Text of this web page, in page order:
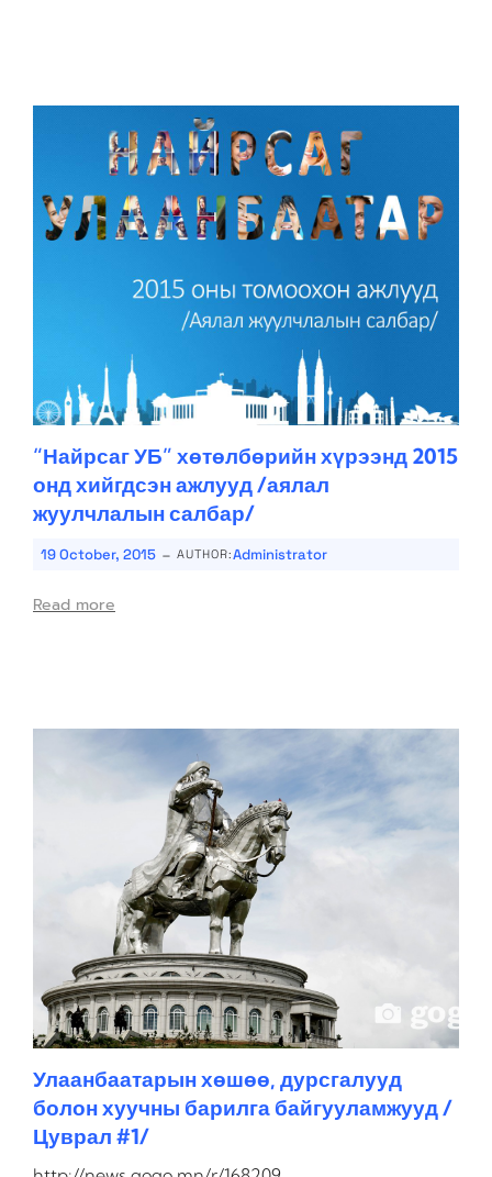
“Найрсаг УБ” хөтөлбөрийн хүрээнд 2015
онд хийгдсэн ажлууд /аялал
жуулчлалын салбар/
19 October, 2015 - AUTHOR:Administrator
Read more
Улаанбаатарын хөшөө, дурсгалууд
болон хуучны барилга байгууламжууд /
Цуврал #1/